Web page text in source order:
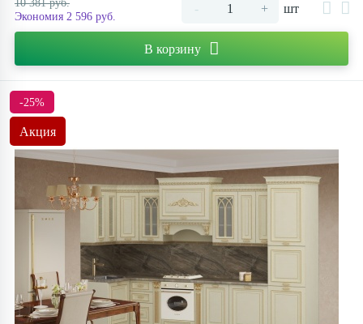
Контакты
10 381 руб.
Экономия 2 596 руб.
- + шт
В корзину
-25%
Акция